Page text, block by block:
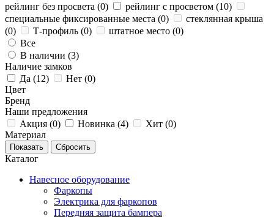
рейлинг без просвета (0) рейлинг с просветом (10)
специальные фиксированные места (0)
стеклянная крыша
(0) Т-профиль (0) штатное место (0)
Все
В наличии (3)
Наличие замков
Да (12) Нет (0)
Цвет
Бренд
Наши предложения
Акция (0) Новинка (4) Хит (0)
Материал
Каталог
Навесное оборудование
Фаркопы
Электрика для фаркопов
Передняя защита бампера